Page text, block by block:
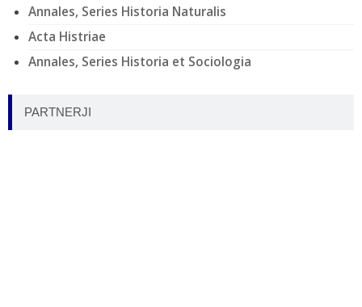
Annales, Series Historia Naturalis
Acta Histriae
Annales, Series Historia et Sociologia
PARTNERJI